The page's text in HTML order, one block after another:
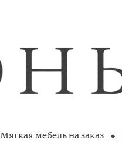
Мягкая мебель на заказ